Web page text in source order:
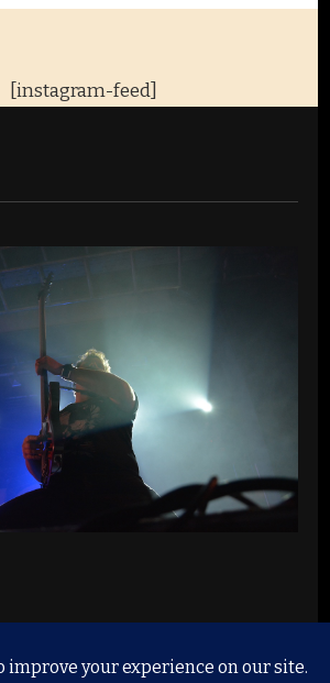
[instagram-feed]
Music, Liveshows and Proberäume.